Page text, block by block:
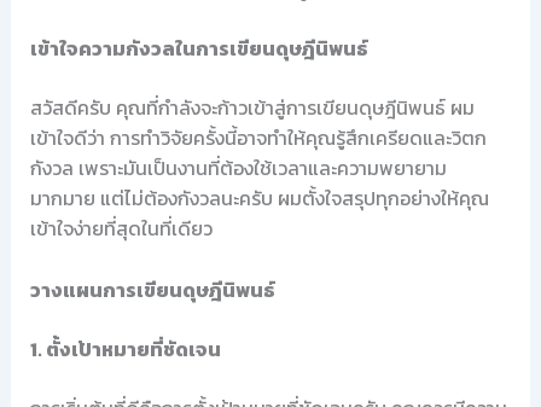
เข้าใจความกังวลในการเขียนดุษฎีนิพนธ์
สวัสดีครับ คุณที่กำลังจะก้าวเข้าสู่การเขียนดุษฎีนิพนธ์ ผม
เข้าใจดีว่า การทำวิจัยครั้งนี้อาจทำให้คุณรู้สึกเครียดและวิตก
กังวล เพราะมันเป็นงานที่ต้องใช้เวลาและความพยายาม
มากมาย แต่ไม่ต้องกังวลนะครับ ผมตั้งใจสรุปทุกอย่างให้คุณ
เข้าใจง่ายที่สุดในที่เดียว
วางแผนการเขียนดุษฎีนิพนธ์
1. ตั้งเป้าหมายที่ชัดเจน